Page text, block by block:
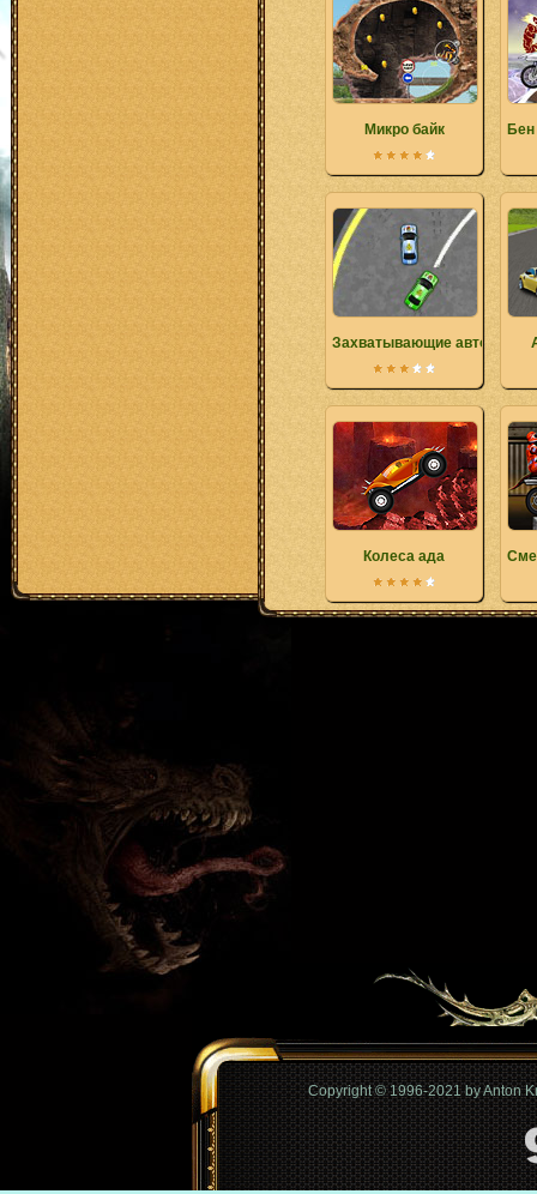
Микро байк Бен
Захватывающие
Колеса ада
Copyright © 1996-2021 by Anton